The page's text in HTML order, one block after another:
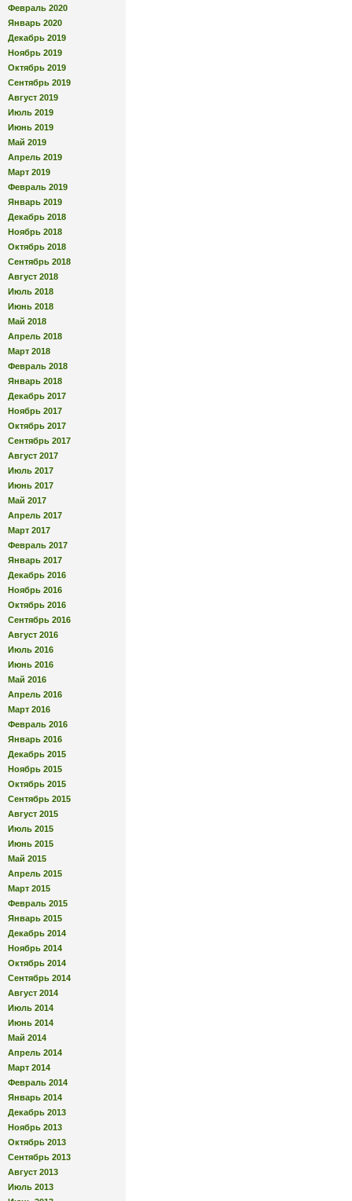
Февраль 2020
Январь 2020
Декабрь 2019
Ноябрь 2019
Октябрь 2019
Сентябрь 2019
Август 2019
Июль 2019
Июнь 2019
Май 2019
Апрель 2019
Март 2019
Февраль 2019
Январь 2019
Декабрь 2018
Ноябрь 2018
Октябрь 2018
Сентябрь 2018
Август 2018
Июль 2018
Июнь 2018
Май 2018
Апрель 2018
Март 2018
Февраль 2018
Январь 2018
Декабрь 2017
Ноябрь 2017
Октябрь 2017
Сентябрь 2017
Август 2017
Июль 2017
Июнь 2017
Май 2017
Апрель 2017
Март 2017
Февраль 2017
Январь 2017
Декабрь 2016
Ноябрь 2016
Октябрь 2016
Сентябрь 2016
Август 2016
Июль 2016
Июнь 2016
Май 2016
Апрель 2016
Март 2016
Февраль 2016
Январь 2016
Декабрь 2015
Ноябрь 2015
Октябрь 2015
Сентябрь 2015
Август 2015
Июль 2015
Июнь 2015
Май 2015
Апрель 2015
Март 2015
Февраль 2015
Январь 2015
Декабрь 2014
Ноябрь 2014
Октябрь 2014
Сентябрь 2014
Август 2014
Июль 2014
Июнь 2014
Май 2014
Апрель 2014
Март 2014
Февраль 2014
Январь 2014
Декабрь 2013
Ноябрь 2013
Октябрь 2013
Сентябрь 2013
Август 2013
Июль 2013